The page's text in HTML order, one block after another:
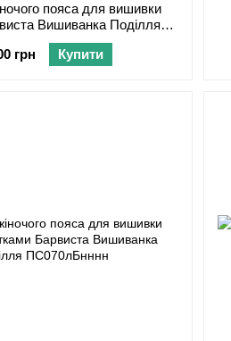
пояса для вишивки
Вишиванка Поділля
ПС070шМнннн
грн
Купити